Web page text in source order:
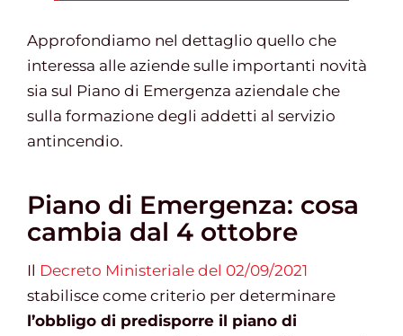
Approfondiamo nel dettaglio quello che
interessa alle aziende sulle importanti novità
sia sul Piano di Emergenza aziendale che
sulla formazione degli addetti al servizio
antincendio.
Piano di Emergenza: cosa
cambia dal 4 ottobre
Il Decreto Ministeriale del 02/09/2021
stabilisce come criterio per determinare
l’obbligo di predisporre il piano di